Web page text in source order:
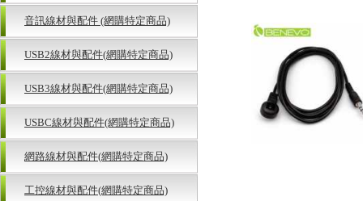
音訊線材與配件 (網購特定商品)
USB2線材與配件(網購特定商品)
USB3線材與配件(網購特定商品)
USBC線材與配件(網購特定商品)
網路線材與配件(網購特定商品)
工控線材與配件(網購特定商品)